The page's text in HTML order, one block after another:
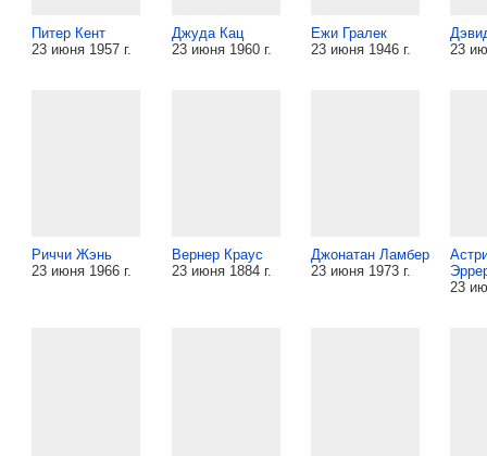
Питер Кент
23 июня 1957 г.
Джуда Кац
23 июня 1960 г.
Ежи Гралек
23 июня 1946 г.
23
Риччи Жэнь
23 июня 1966 г.
Вернер Краус
23 июня 1884 г.
Джонатан Ламбер
23 июня 1973 г.
23